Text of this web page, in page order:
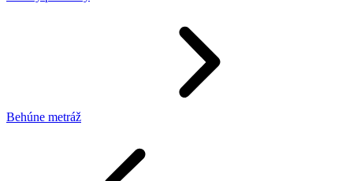
Behúne metráž